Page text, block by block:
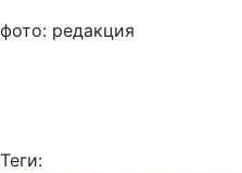
фото: редакция
Теги: